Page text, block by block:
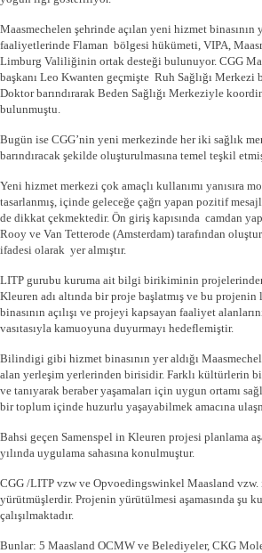
Maasmechelen şehrinde açılan yeni hizmet binasının
faaliyetlerinde Flaman bölgesi hükümeti, VIPA,
Limburg Valiliğinin ortak desteği bulunuyor. CGG
başkanı Leo Kwanten geçmişte Ruh Sağlığı Merkezi
Doktor barındırarak Beden Sağlığı Merkeziyle
bulunmuştu.
Bugün ise CGG’nin yeni merkezinde her iki sağlık
barındıracak şekilde oluşturulmasına temel teşkil
Yeni hizmet merkezi çok amaçlı kullanımı yanısıra
tasarlanmış, içinde geleceğe çağrı yapan pozitif
de dikkat çekmektedir. Ön giriş kapısında camdan
Rooy ve Van Tetterode (Amsterdam) tarafından
ifadesi olarak yer almıştır.
LITP gurubu kuruma ait bilgi birikiminin
Kleuren adı altında bir proje başlatmış ve bu projenin
binasının açılışı ve projeyi kapsayan faaliyet
vasıtasıyla kamuoyuna duyurmayı hedeflemiştir.
Bilindigi gibi hizmet binasının yer aldığı
alan yerleşim yerlerinden birisidir. Farklı kültürlerin
ve tanıyarak beraber yaşamaları için uygun ortamı
bir toplum içinde huzurlu yaşayabilmek amacına
Bahsi geçen Samenspel in Kleuren projesi planlama
yılında uygulama sahasına konulmuştur.
CGG /LITP vzw ve Opvoedingswinkel Maasland
yürütmüşlerdir. Projenin yürütülmesi aşamasında şu
çalışılmaktadır.
Bunlar: 5 Maasland OCMW ve Belediyeler, CKG